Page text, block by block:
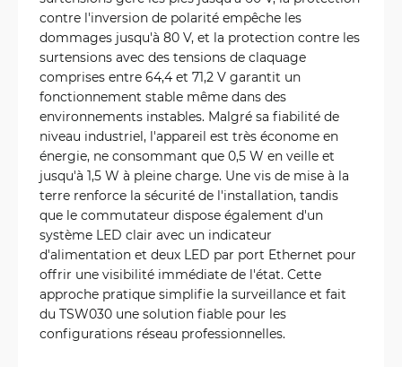
contre l'inversion de polarité empêche les
dommages jusqu'à 80 V, et la protection contre les
surtensions avec des tensions de claquage
comprises entre 64,4 et 71,2 V garantit un
fonctionnement stable même dans des
environnements instables. Malgré sa fiabilité de
niveau industriel, l'appareil est très économe en
énergie, ne consommant que 0,5 W en veille et
jusqu'à 1,5 W à pleine charge. Une vis de mise à la
terre renforce la sécurité de l'installation, tandis
que le commutateur dispose également d'un
système LED clair avec un indicateur
d'alimentation et deux LED par port Ethernet pour
offrir une visibilité immédiate de l'état. Cette
approche pratique simplifie la surveillance et fait
du TSW030 une solution fiable pour les
configurations réseau professionnelles.